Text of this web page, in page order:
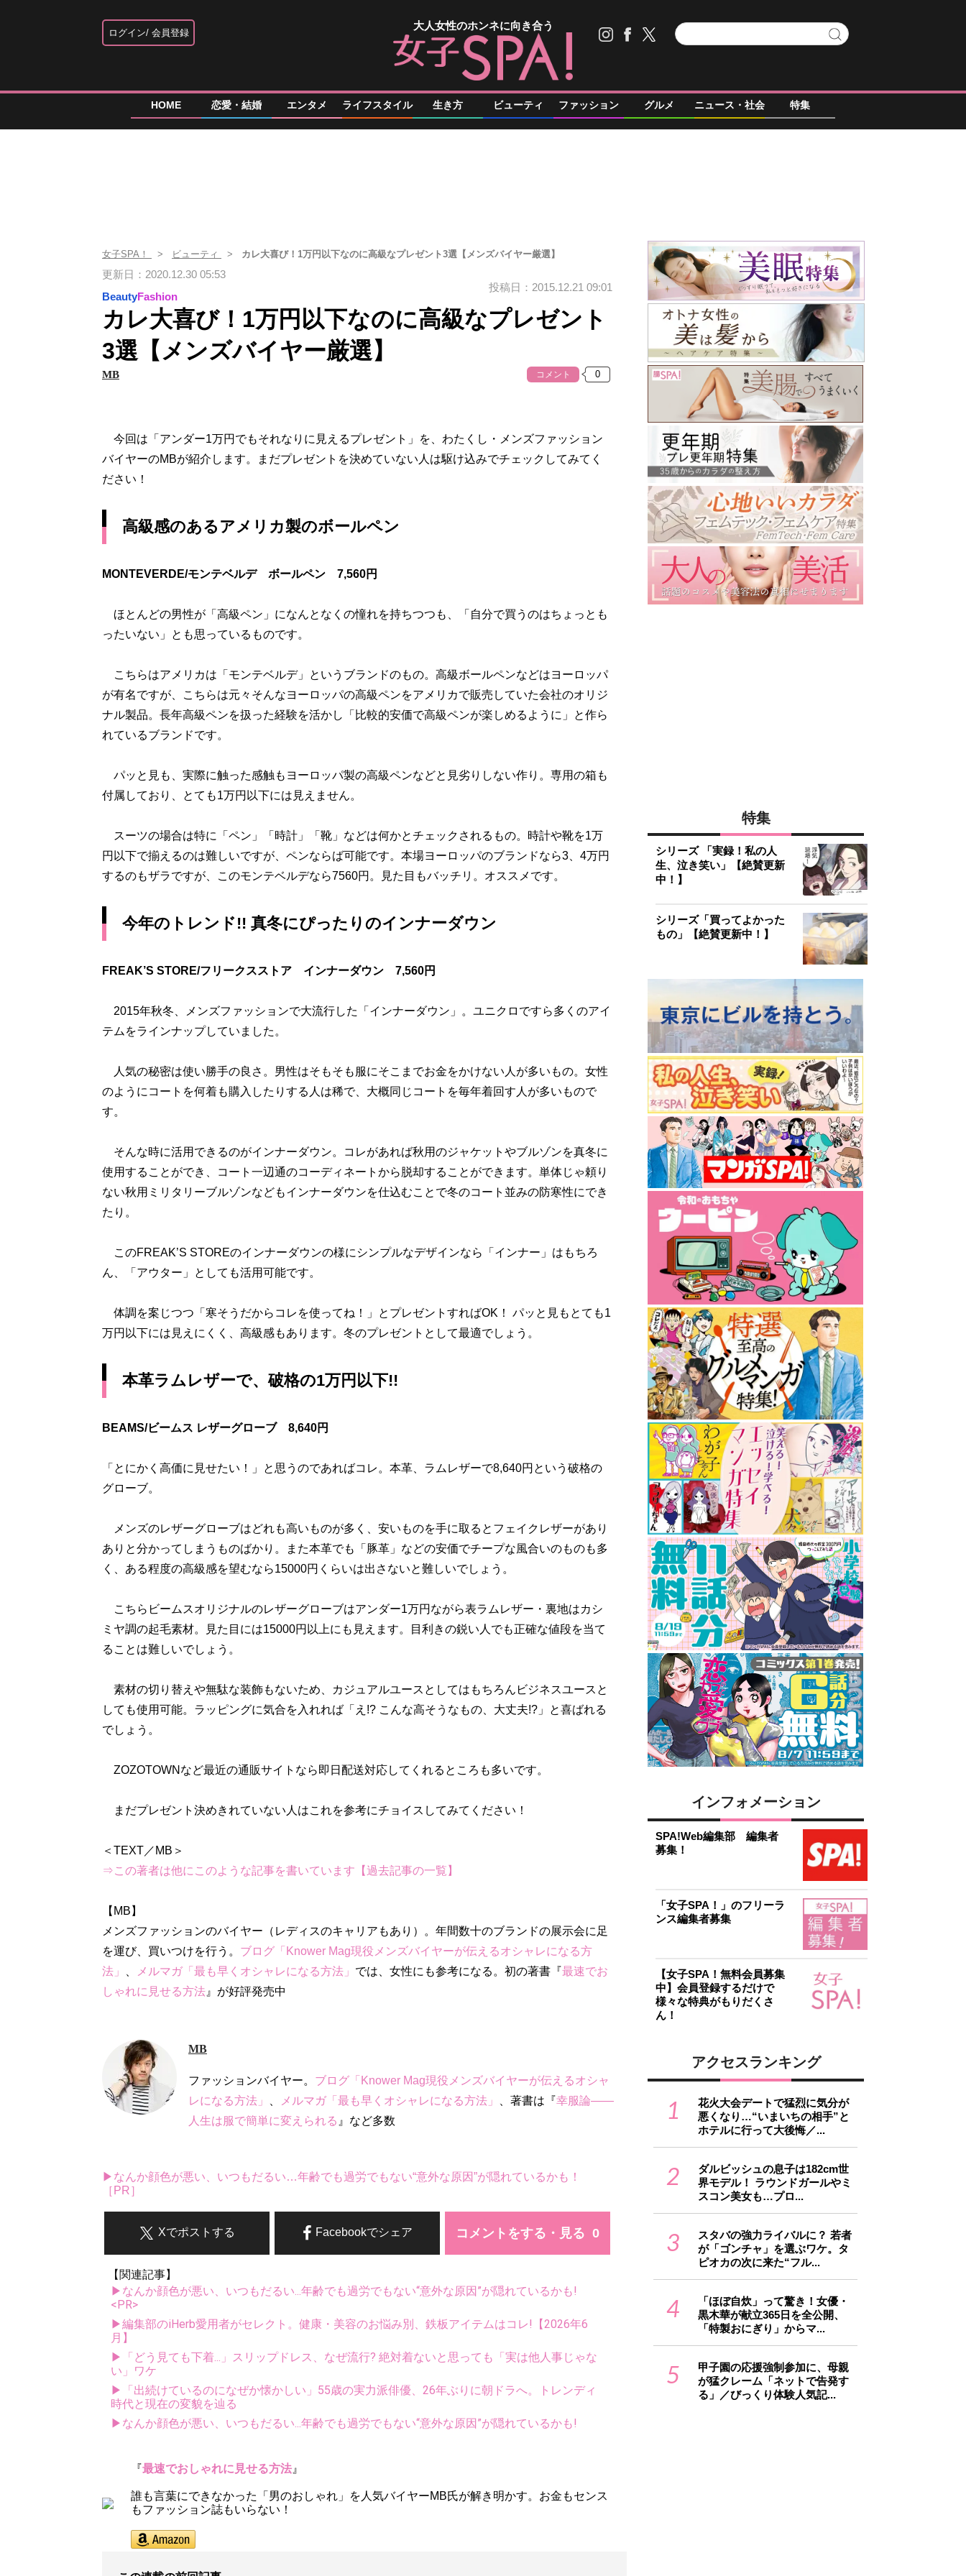
ログイン 会員登録
大人女性のホンネに向き合う
HOME 恋愛・結婚 エンタメ ライフスタイル 生き方 ビューティ ファッション グルメ ニュース・社会 特集
女子SPA！ ビューティ カレ大喜び！1万円以下なのに高級なプレゼント3選【メンズバイヤー厳選】
更新日：2020.12.30 05:53
BeautyFashion
投稿日：2015.12.21 09:01
カレ大喜び！1万円以下なのに高級なプレゼント
3選【メンズバイヤー厳選】
MB コメント
今回は「アンダー1万円でもそれなりに見えるプレゼント」を、わたくし・メンズファッション
バイヤーのMBが紹介します。まだプレゼントを決めていない人は駆け込みでチェックしてみてく
ださい！
高級感のあるアメリカ製のボールペン
MONTEVERDE/モンテベルデ ボールペン 7,560円
ほとんどの男性が「高級ペン」になんとなくの憧れを持ちつつも、「自分で買うのはちょっとも
ったいない」とも思っているものです。
こちらはアメリカは「モンテベルデ」というブランドのもの。高級ボールペンなどはヨーロッパ
が有名ですが、こちらは元々そんなヨーロッパの高級ペンをアメリカで販売していた会社のオリジ
ナル製品。長年高級ペンを扱った経験を活かし「比較的安価で高級ペンが楽しめるように」と作ら
れているブランドです。
パッと見も、実際に触った感触もヨーロッパ製の高級ペンなどと見劣りしない作り。専用の箱も
付属しており、とても1万円以下には見えません。
スーツの場合は特に「ペン」「時計」「靴」などは何かとチェックされるもの。時計や靴を1万
円以下で揃えるのは難しいですが、ペンならば可能です。本場ヨーロッパのブランドなら3、4万円
するのもザラですが、このモンテベルデなら7560円。見た目もバッチリ。オススメです。
今年のトレンド!! 真冬にぴったりのインナーダウン
FREAK’S STORE/フリークスストア インナーダウン 7,560円
2015年秋冬、メンズファッションで大流行した「インナーダウン」。ユニクロですら多くのアイ
テムをラインナップしていました。
人気の秘密は使い勝手の良さ。男性はそもそも服にそこまでお金をかけない人が多いもの。女性
のようにコートを何着も購入したりする人は稀で、大概同じコートを毎年着回す人が多いもので
す。
そんな時に活用できるのがインナーダウン。コレがあれば秋用のジャケットやブルゾンを真冬に
使用することができ、コート一辺通のコーディネートから脱却することができます。単体じゃ頼り
ない秋用ミリタリーブルゾンなどもインナーダウンを仕込むことで冬のコート並みの防寒性にでき
たり。
このFREAK’S STOREのインナーダウンの様にシンプルなデザインなら「インナー」はもちろ
ん、「アウター」としても活用可能です。
体調を案じつつ「寒そうだからコレを使ってね！」とプレゼントすればOK！ パッと見もとても1
万円以下には見えにくく、高級感もあります。冬のプレゼントとして最適でしょう。
本革ラムレザーで、破格の1万円以下!!
BEAMS/ビームス レザーグローブ 8,640円
「とにかく高価に見せたい！」と思うのであればコレ。本革、ラムレザーで8,640円という破格の
グローブ。
メンズのレザーグローブはどれも高いものが多く、安いものを手に取るとフェイクレザーがあり
ありと分かってしまうものばかり。また本革でも「豚革」などの安価でチープな風合いのものも多
く、ある程度の高級感を望むなら15000円くらいは出さないと難しいでしょう。
こちらビームスオリジナルのレザーグローブはアンダー1万円ながら表ラムレザー・裏地はカシ
ミヤ調の起毛素材。見た目には15000円以上にも見えます。目利きの鋭い人でも正確な値段を当て
ることは難しいでしょう。
素材の切り替えや無駄な装飾もないため、カジュアルユースとしてはもちろんビジネスユースと
しても使用可能。ラッピングに気合を入れれば「え!? こんな高そうなもの、大丈夫!?」と喜ばれる
でしょう。
ZOZOTOWNなど最近の通販サイトなら即日配送対応してくれるところも多いです。
まだプレゼント決めきれていない人はこれを参考にチョイスしてみてください！
⇒この著者は他にこのような記事を書いています【過去記事の一覧】
【MB】
メンズファッションのバイヤー（レディスのキャリアもあり）。年間数十のブランドの展示会に足
を運び、買いつけを行う。 ブログ「Knower Mag現役メンズバイヤーが伝えるオシャレになる方
法」
メルマガ「最も早くオシャレになる方法」 では、女性にも参考になる。初の著書『最速でお
しゃれに見せる方法 』が好評発売中
MB
ファッションバイヤー。 ブログ「Knower Mag現役メンズバイヤーが伝えるオシャ
レになる方法」
メルマガ「最も早くオシャレになる方法」 、著書は『幸服論――
人生は服で簡単に変えられる 』など多数
▶なんか顔色が悪い、いつもだるい…年齢でも過労でもない“意外な原因”が隠れているかも！
［PR］
コメントをする・見る
Facebookでシェア
Xでポストする
【関連記事】
▶なんか顔色が悪い、いつもだるい...年齢でも過労でもない“意外な原因”が隠れているかも!
<PR>
▶編集部のiHerb愛用者がセレクト。健康・美容のお悩み別、鉄板アイテムはコレ!【2026年6
月】
▶「どう見ても下着...」スリップドレス、なぜ流行? 絶対着ないと思っても「実は他人事じゃな
い」ワケ
▶「出続けているのになぜか懐かしい」55歳の実力派俳優、26年ぶりに朝ドラへ。トレンディ
時代と現在の変貌を辿る
▶なんか顔色が悪い、いつもだるい...年齢でも過労でもない“意外な原因”が隠れているかも!
『最速でおしゃれに見せる方法 』
誰も言葉にできなかった「男のおしゃれ」を人気バイヤーMB氏が解き明かす。お金もセンス
もファッション誌もいらない！
特集
シリーズ 「実録！私の人
生、泣き笑い」【絶賛更新
中！】
シリーズ「買ってよかった
もの」【絶賛更新中！】
インフォメーション
SPA!Web編集部 編集者
募集！
「女子SPA！」のフリーラ
ンス編集者募集
【女子SPA！無料会員募集
中】会員登録するだけで
様々な特典がもりだくさ
ん！
アクセスランキング
1
花火大会デートで猛烈に気分が
悪くなり…“いまいちの相手”と
ホテルに行って大後悔／...
2
ダルビッシュの息子は182cm世
界モデル！ ラウンドガールやミ
スコン美女も…プロ...
3
スタバの強力ライバルに？ 若者
が「ゴンチャ」を選ぶワケ。タ
ピオカの次に来た“フル...
4
「ほぼ自炊」って驚き！女優・
黒木華が献立365日を全公開、
「特製おにぎり」からマ...
5
甲子園の応援強制参加に、母親
が猛クレーム「ネットで告発す
る」／びっくり体験人気記...